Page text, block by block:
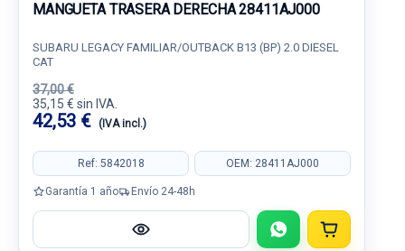
MANGUETA TRASERA DERECHA 28411AJ000
SUBARU LEGACY FAMILIAR/OUTBACK B13 (BP) 2.0 DIESEL
CAT
37,00 €
35,15 € sin IVA.
42,53 € (IVA incl.)
Ref: 5842018 OEM: 28411AJ000
Garantía 1 año Envío 24-48h